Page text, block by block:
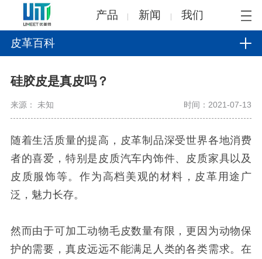
产品 新闻 我们
皮革百科
硅胶皮是真皮吗？
来源： 未知 时间：2021-07-13
随着生活质量的提高，皮革制品深受世界各地消费
者的喜爱，特别是皮质汽车内饰件、皮质家具以及
皮质服饰等。作为高档美观的材料，皮革用途广
泛，魅力长存。
然而由于可加工动物毛皮数量有限，更因为动物保
护的需要，真皮远远不能满足人类的各类需求。在